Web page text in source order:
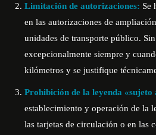
Limitación de autorizaciones: Se
en las autorizaciones de
unidades de transporte público.
excepcionalmente siempre y
kilómetros y se justifique
Prohibición de la leyenda «sujeto
establecimiento y operación de la
las tarjetas de circulación o en las